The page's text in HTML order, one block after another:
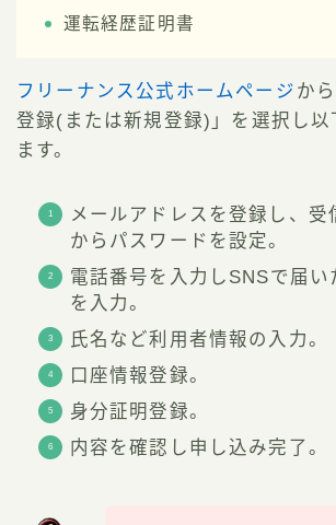
運転経歴証明書
フリーナンス公式ホームページ か
登録(または新規登録)」を選択し以
ます。
メールアドレスを登録し、受
からパスワードを設定。
電話番号を入力しSNSで届い
を入力。
氏名など利用者情報の入力。
口座情報登録。
身分証明登録。
内容を確認し申し込み完了。